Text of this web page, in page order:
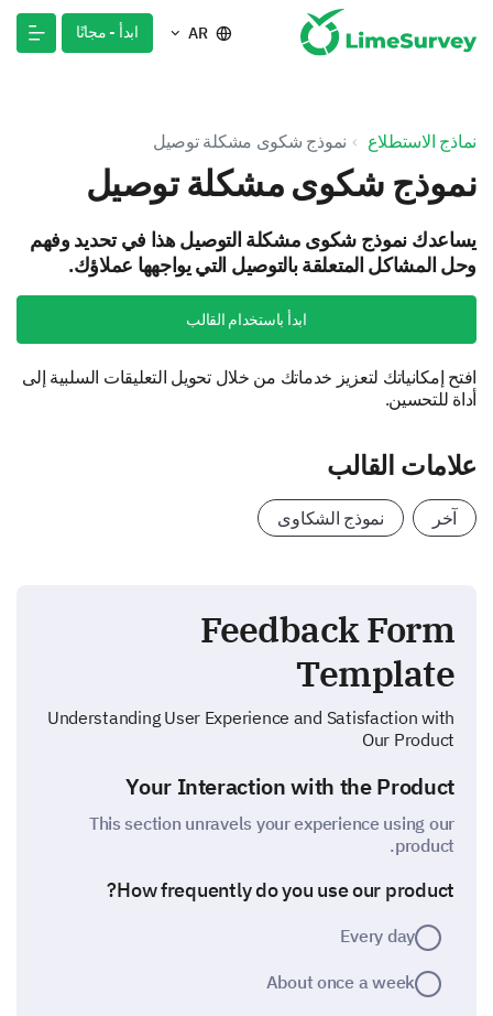
AR ابدأ - مجانًا
نماذج الاستطلاع نموذج شكوى مشكلة توصيل
نموذج شكوى مشكلة توصيل
يساعدك نموذج شكوى مشكلة التوصيل هذا في تحديد وفهم
وحل المشاكل المتعلقة بالتوصيل التي يواجهها عملاؤك.
ابدأ باستخدام القالب
افتح إمكانياتك لتعزيز خدماتك من خلال تحويل التعليقات السلبية إلى
أداة للتحسين.
علامات القالب
آخر نموذج الشكاوى
Feedback Form
Template
Understanding User Experience and Satisfaction with
Our Product
Your Interaction with the Product
This section unravels your experience using our
product.
How frequently do you use our product?
Every day
About once a week